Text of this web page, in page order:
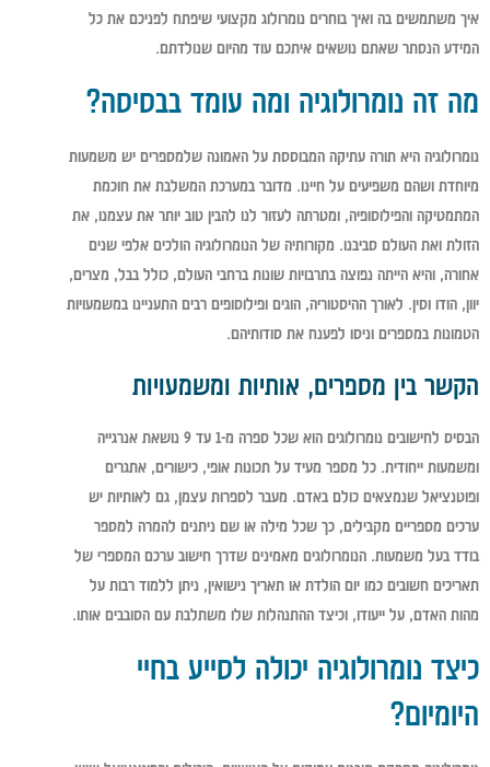
איך משתמשים בה ואיך בוחרים נומרולוג מקצועי שיפתח לפניכם את כל
המידע הנסתר שאתם נושאים איתכם עוד מהיום שנולדתם.
מה זה נומרולוגיה ומה עומד בבסיסה?
נומרולוגיה היא תורה עתיקה המבוססת על האמונה שלמספרים יש משמעות
מיוחדת ושהם משפיעים על חיינו. מדובר במערכת המשלבת את חוכמת
המתמטיקה והפילוסופיה, ומטרתה לעזור לנו להבין טוב יותר את עצמנו, את
הזולת ואת העולם סביבנו. מקורותיה של הנומרולוגיה הולכים אלפי שנים
אחורה, והיא הייתה נפוצה בתרבויות שונות ברחבי העולם, כולל בבל, מצרים,
יוון, הודו וסין. לאורך ההיסטוריה, הוגים ופילוסופים רבים התעניינו במשמעויות
הטמונות במספרים וניסו לפענח את סודותיהם.
הקשר בין מספרים, אותיות ומשמעויות
הבסיס לחישובים נומרולוגים הוא שכל ספרה מ-1 עד 9 נושאת אנרגייה
ומשמעות ייחודית. כל מספר מעיד על תכונות אופי, כישורים, אתגרים
ופוטנציאל שנמצאים כולם באדם. מעבר לספרות עצמן, גם לאותיות יש
ערכים מספריים מקבילים, כך שכל מילה או שם ניתנים להמרה למספר
בודד בעל משמעות. הנומרולוגים מאמינים שדרך חישוב ערכם המספרי של
תאריכים חשובים כמו יום הולדת או תאריך נישואין, ניתן ללמוד רבות על
מהות האדם, על ייעודו, וכיצד ההתנהלות שלו משתלבת עם הסובבים אותו.
כיצד נומרולוגיה יכולה לסייע בחיי
היומיום?